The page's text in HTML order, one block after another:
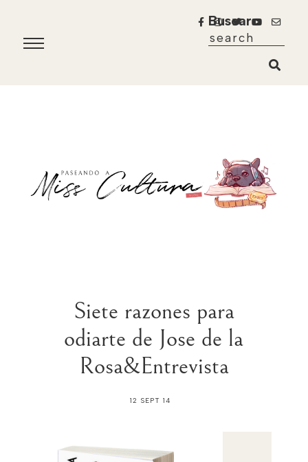
Buscar
Siete razones para
odiarte de Jose de la
Rosa&Entrevista
12 SEPT 14